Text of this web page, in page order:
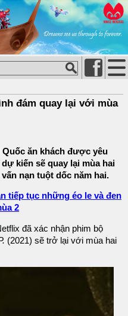
đám quay lại với mùa
ăn khách được yêu
kiến sẽ quay lại mùa hai
nạn tuột dốc năm hai.
tiếp tục những éo le và đen
2
đã xác nhận phim bộ
(2021) sẽ trở lại với mùa hai